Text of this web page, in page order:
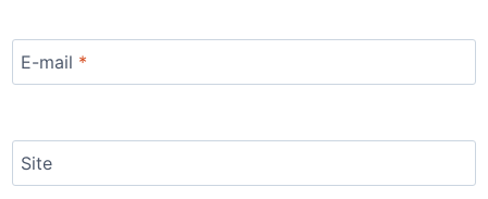
E-mail *
Site